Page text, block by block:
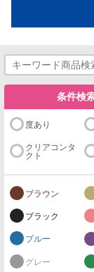
条件検
度あり
クリアコンタ
クト
ブラウン
ブラック
ブルー
グレー